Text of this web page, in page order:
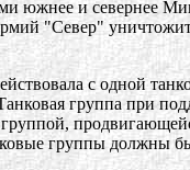
южнее и севернее
"Север"
с одной
группа при
группы должны